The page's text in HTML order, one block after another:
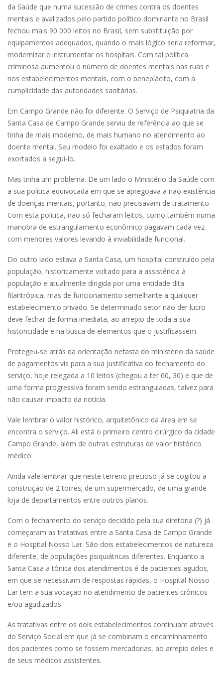
da Saúde que numa sucessão de crimes contra os doentes
mentais e avalizados pelo partido político dominante no Brasil
fechou mais 90 000 leitos no Brasil, sem substituição por
equipamentos adequados, quando o mais lógico seria reformar,
modernizar e instrumentar os hospitais. Com tal política
criminosa aumentou o número de doentes mentais nas ruas e
nos estabelecimentos mentais, com o beneplácito, com a
cumplicidade das autoridades sanitárias.
Em Campo Grande não foi diferente. O Serviço de Psiquiatria da
Santa Casa de Campo Grande serviu de referência ao que se
tinha de mais moderno, de mais humano no atendimento ao
doente mental. Seu modelo foi exaltado e os estados foram
exortados a segui-lo.
Mas tinha um problema. De um lado o Ministério da Saúde com
a sua política equivocada em que se apregoava a não existência
de doenças mentais, portanto, não precisavam de tratamento.
Com esta politica, não só fecharam leitos, como também numa
manobra de estrangulamento econômico pagavam cada vez
com menores valores levando à inviabilidade funcional.
Do outro lado estava a Santa Casa, um hospital construído pela
população, historicamente voltado para a assistência à
população e atualmente dirigida por uma entidade dita
filantrópica, mas de funcionamento semelhante a qualquer
estabelecimento privado. Se determinado setor não der lucro
deve fechar de forma imediata, ao arrepio de toda a sua
historicidade e na busca de elementos que o justificassem.
Protegeu-se atrás da orientação nefasta do ministério da saúde
de pagamentos vis para a sua justificativa do fechamento do
serviço, hoje relegada a 10 leitos (chegou a ter 60, 30) e que de
uma forma progressiva foram sendo estranguladas, talvez para
não causar impacto da notícia.
Vale lembrar o valor histórico, arquitetônico da área em se
encontra o serviço. Ali está o primeiro centro cirúrgico da cidade
Campo Grande, além de outras estruturas de valor histórico
médico.
Ainda vale lembrar que neste terreno precioso já se cogitou a
construção de 2 torres; de um supermercado, de uma grande
loja de departamentos entre outros planos.
Com o fechamento do serviço decidido pela sua diretoria (?) já
começaram as tratativas entre a Santa Casa de Campo Grande
e o Hospital Nosso Lar. São dois estabelecimentos de natureza
diferente, de populações psiquiátricas diferentes. Enquanto a
Santa Casa a tônica dos atendimentos é de pacientes agudos,
em que se necessitam de respostas rápidas, o Hospital Nosso
Lar tem a sua vocação no atendimento de pacientes crônicos
e/ou agudizados.
As tratativas entre os dois estabelecimentos continuam através
do Serviço Social em que já se combinam o encaminhamento
dos pacientes como se fossem mercadorias, ao arrepio deles e
de seus médicos assistentes.